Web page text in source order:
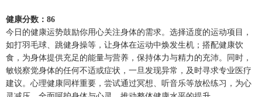
健康分数：86
今日的健康运势鼓励你用心关注身体的需求。选择适度的运动项目，
如打羽毛球、跳健身操等，让身体在运动中焕发生机；搭配健康饮
食，为身体提供充足的能量与营养，保持体力与精力的充沛。同时，
敏锐察觉身体的任何不适或症状，一旦发现异常，及时寻求专业医疗
建议。心理健康同样重要，尝试通过冥想、听音乐等放松练习，为心